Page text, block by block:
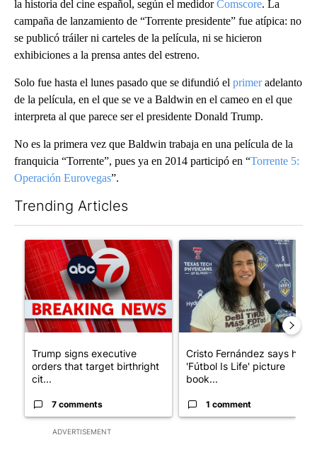
la historia del cine español, según el medidorComscore. La
campaña de lanzamiento de “Torrente presidente” fue atípica: no
se publicó tráiler ni carteles de la película, ni se hicieron
exhibiciones a la prensa antes del estreno.
Solo fue hasta el lunes pasado que se difundió el primeradelanto
de la película, en el que se ve a Baldwin en el cameo en el que
interpreta al que parece ser el presidente Donald Trump.
No es la primera vez que Baldwin trabaja en una película de la
franquicia “Torrente”, pues ya en 2014 participó en “Torrente 5:
Operación Eurovegas”.
Trending Articles
ADVERTISEMENT
A trending article titled "Trump signs executive orders that
Trump signs executive
orders that target birthright
cit...
7 comments
A trending article titled
Cristo Fernández says his
'Fútbol Is Life' picture
book...
1 comment